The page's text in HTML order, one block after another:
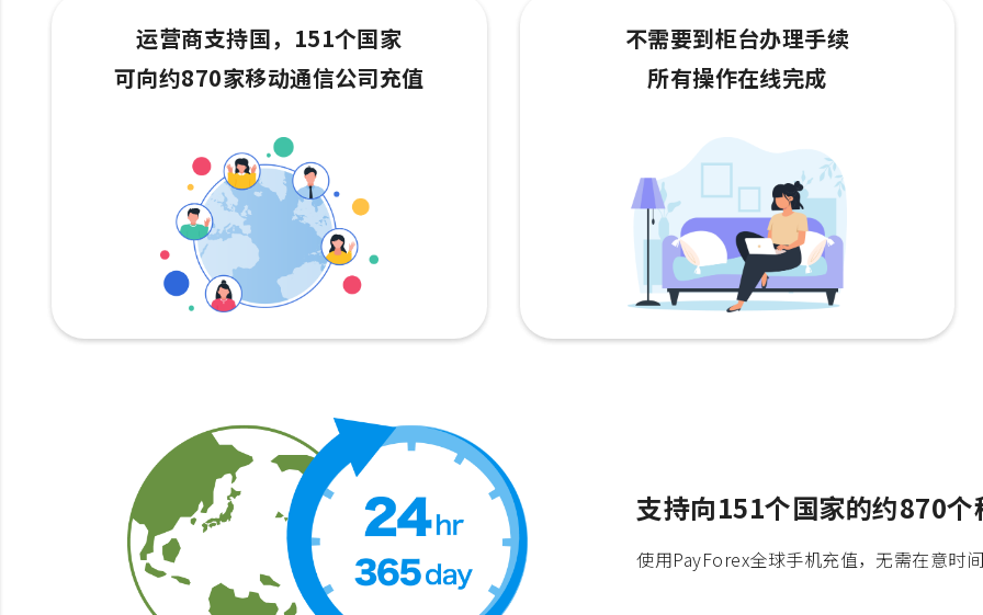
运营商支持国，151个国家
可向约870家移动通信公司充值
不需要到柜台办理手续
所有操作在线完成
支持向151个国家的约870
使用PayForex全球手机充值，无需在意时